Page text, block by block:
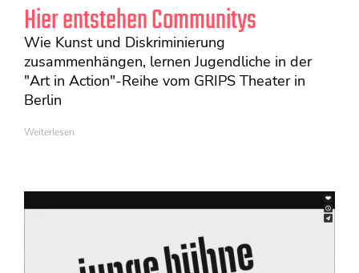
Hier entstehen Communitys
Wie Kunst und Diskriminierung
zusammenhängen, lernen Jugendliche in der
"Art in Action"-Reihe vom GRIPS Theater in
Berlin
Weiterlesen